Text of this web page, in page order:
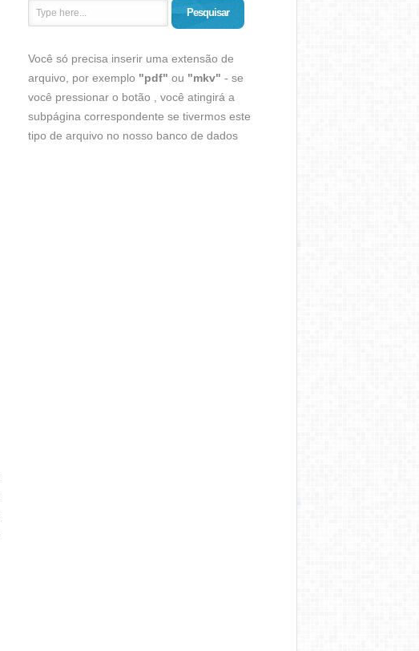
Pesquisar
Você só precisa inserir uma extensão de
arquivo, por exemplo "pdf" ou "mkv" - se
você pressionar o botão , você atingirá a
subpágina correspondente se tivermos este
tipo de arquivo no nosso banco de dados